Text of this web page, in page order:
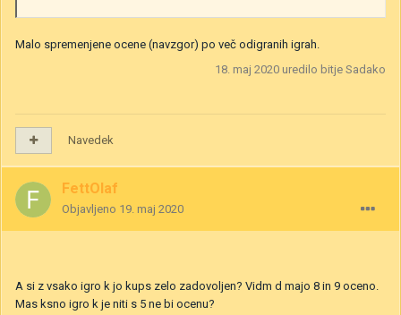
Malo spremenjene ocene (navzgor) po več odigranih igrah.
18. maj 2020 uredilo bitje Sadako
Navedek
FettOlaf
Objavljeno 19. maj 2020
A si z vsako igro k jo kups zelo zadovoljen? Vidm d majo 8 in 9 oceno.
Mas ksno igro k je niti s 5 ne bi ocenu?